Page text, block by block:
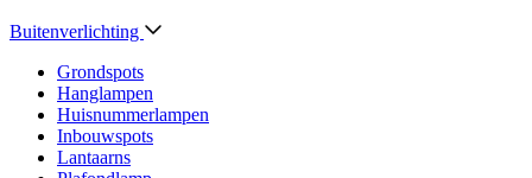
Buitenverlichting
Grondspots
Hanglampen
Huisnummerlampen
Inbouwspots
Lantaarns